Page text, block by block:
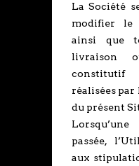
La Société
modifier le
ainsi que
livraison
constitutif
réalisées par
du présent
passée,
aux